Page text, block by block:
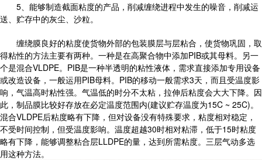
5、能够制造截面粘度的产品，削减缠绕进程中发生的噪音，削减运
送、贮存中的灰尘、沙粒。
缠绕膜良好的粘度使货物外部的包装膜层与层粘合，使货物巩固，取
得粘性的方法主要有两种。一种是在高聚合物中添加PIB或其母料。另一
个是混合VLDPE。PIB是一种半透明的粘性液体，需求直接添加专用设备
或改造设备，一般运用PIB母料。PIB的移动一般需求3天，而且受温度影
响，气温高时粘性强。气温低的时分不太粘，拉伸后粘度会大大下降。因
此，制品膜比较好存放在必定温度范围内(建议贮存温度为15C ~ 25C)。
混合VLDPE后粘度略有下降，但对设备没有特殊要求，粘度相对稳定，
不受时间控制，但受温度影响。温度超越30时相对粘滞，低于15时粘度
略有下降，能够调整粘合层LLDPE的量，达到所需粘度。三层气动多选
用这种方法。